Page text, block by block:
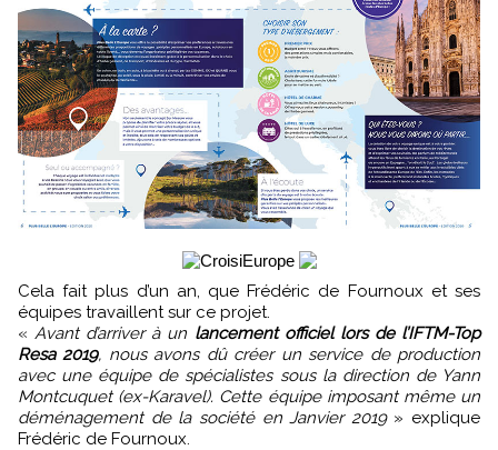
Cela fait plus d’un an, que Frédéric de Fournoux et ses
équipes travaillent sur ce projet.
«Avant d’arriver à un lancement officiel lors de l’IFTM-Top
Resa 2019, nous avons dû créer un service de production
avec une équipe de spécialistes sous la direction de Yann
Montcuquet (ex-Karavel). Cette équipe imposant même un
déménagement de la société en Janvier 2019» explique
Frédéric de Fournoux.